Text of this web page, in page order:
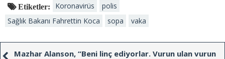
Etiketler: Koronavirüs
polis
Sağlık Bakanı Fahrettin Koca
sopa vaka
Mazhar Alanson, “Beni linç ediyorlar. Vurun ulan vurun